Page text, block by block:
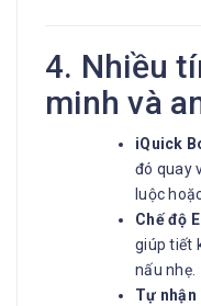
4. Nhiều
minh và
iQuick
đó quay
luộc
Chế độ
giúp tiết
nấu nhẹ.
Tự nhận